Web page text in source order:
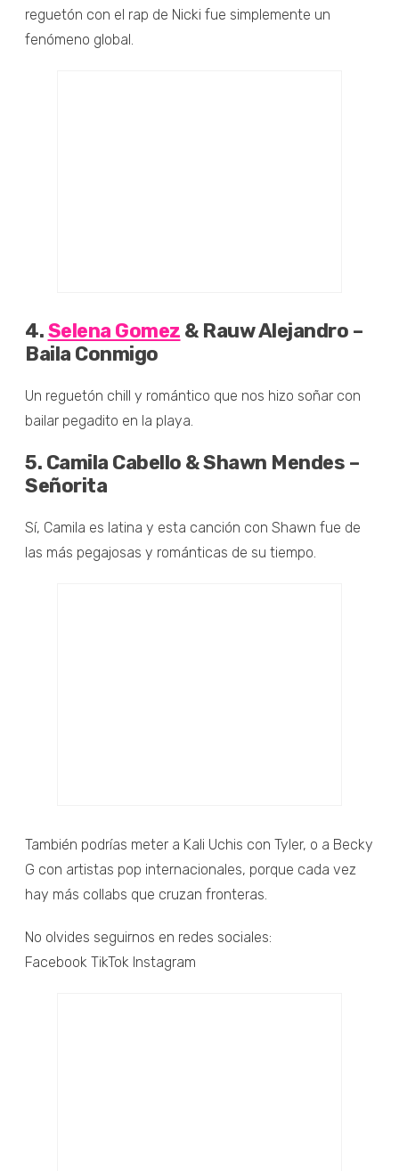
reguetón con el rap de Nicki fue simplemente un
fenómeno global.
4.Selena Gomez & Rauw Alejandro –
Baila Conmigo
Un reguetón chill y romántico que nos hizo soñar con
bailar pegadito en la playa.
5. Camila Cabello & Shawn Mendes –
Señorita
Sí, Camila es latina y esta canción con Shawn fue de
las más pegajosas y románticas de su tiempo.
También podrías meter a Kali Uchis con Tyler, o a Becky
G con artistas pop internacionales, porque cada vez
hay más collabs que cruzan fronteras.
No olvides seguirnos en redes sociales:
Facebook TikTok Instagram